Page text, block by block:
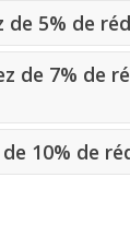
de 5% de
de 7% de
10% de